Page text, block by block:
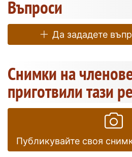
Въпроси
Да зададете
Снимки на
приготвили тази
Публикувайте своя